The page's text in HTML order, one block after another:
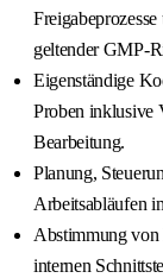
geltender GMP-
Eigenständige
Proben inklusive
Bearbeitung.
Planung,
Arbeitsabläufen
Abstimmung von
internen